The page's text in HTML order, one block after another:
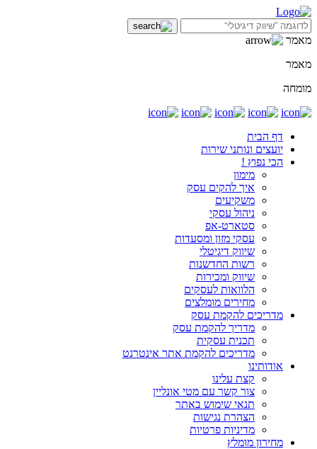
מאמר
מאמר
מומחה
דף הבית
יועצים ונותני שירות
הכי נפוץ !
מימון
איך להקים עסק
משקיעים
ניהול עסקי
סטארט-אפ
עסקי מזון ומסעדות
שיווק דיגיטלי
רשות החדשנות
שיווק ומכירות
הלוואות לעסקים
מחירים מומלצים
מדריכים להקמת עסק
מדריך להקמת עסק
תכנית עסקית
מדריכים להקמת אתר אינטרנט
אודותינו
קצת עלינו
צור קשר עם מטי אונליין
תנאי שימוש באתר
הצהרת נגישות
מדיניות פרטיות
מחירון מומלץ